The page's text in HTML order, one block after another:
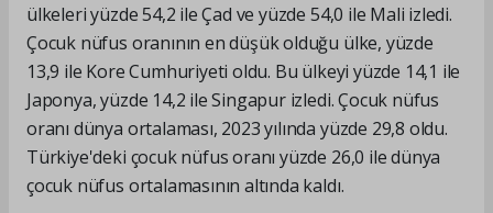
ülkeleri yüzde 54,2 ile Çad ve yüzde 54,0 ile Mali izledi.
Çocuk nüfus oranının en düşük olduğu ülke, yüzde
13,9 ile Kore Cumhuriyeti oldu. Bu ülkeyi yüzde 14,1 ile
Japonya, yüzde 14,2 ile Singapur izledi. Çocuk nüfus
oranı dünya ortalaması, 2023 yılında yüzde 29,8 oldu.
Türkiye'deki çocuk nüfus oranı yüzde 26,0 ile dünya
çocuk nüfus ortalamasının altında kaldı.